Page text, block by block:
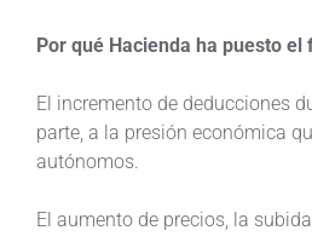
Por qué Hacienda ha puesto el
El incremento de deducciones
parte, a la presión económica
autónomos.
El aumento de precios, la